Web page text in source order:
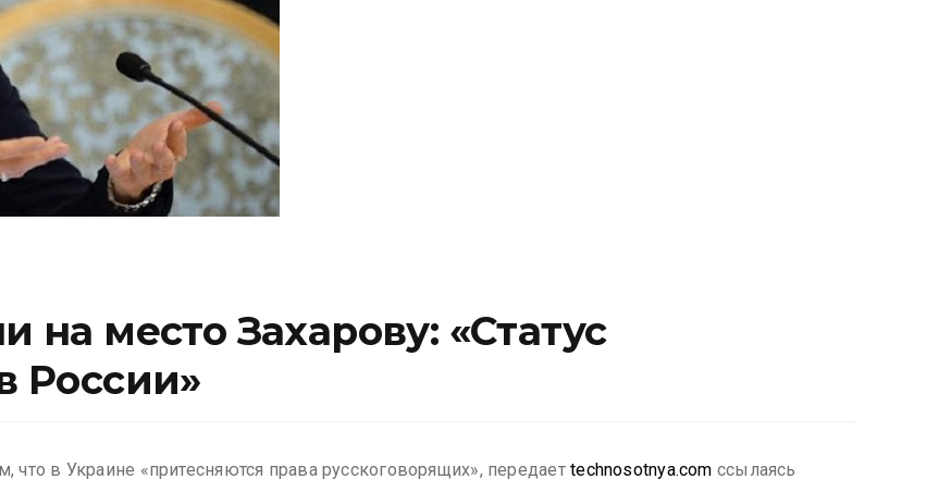
на место Захарову: «Статус
России»
в Украине «притесняются права русскоговорящих», передаетtechnosotnya.com ссылаясь